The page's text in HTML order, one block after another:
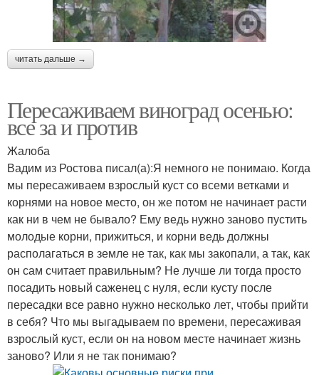
читать дальше →
Пересаживаем виноград осенью:
все за и против
Жалоба
Вадим из Ростова писал(а):Я немного не понимаю. Когда
мы пересаживаем взрослый куст со всеми ветками и
корнями на новое место, он же потом не начинает расти
как ни в чем не бывало? Ему ведь нужно заново пустить
молодые корни, прижиться, и корни ведь должны
располагаться в земле не так, как мы закопали, а так, как
он сам считает правильным? Не лучше ли тогда просто
посадить новый саженец с нуля, если кусту после
пересадки все равно нужно несколько лет, чтобы прийти
в себя? Что мы выгадываем по времени, пересаживая
взрослый куст, если он на новом месте начинает жизнь
заново? Или я не так понимаю?